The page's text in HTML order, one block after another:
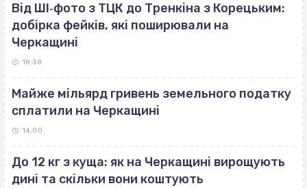
Від ШІ‐фото з ТЦК до Тренкіна з Корецьким:
добірка фейків, які поширювали на
Черкащині
18:38
Майже мільярд гривень земельного податку
сплатили на Черкащині
14:00
До 12 кг з куща: як на Черкащині вирощують
дині та скільки вони коштують